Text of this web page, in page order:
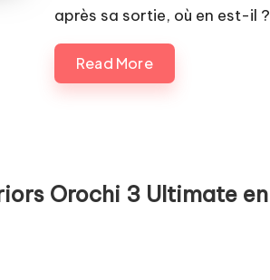
après sa sortie, où en est-il ?
Read More
Orochi 3 Ultimate en